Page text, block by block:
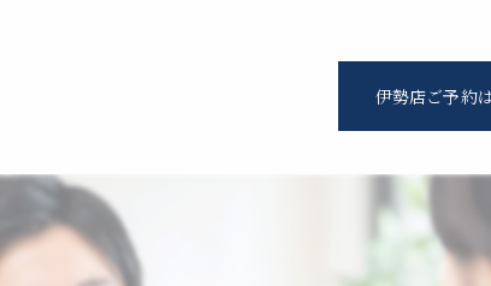
伊勢店ご予約